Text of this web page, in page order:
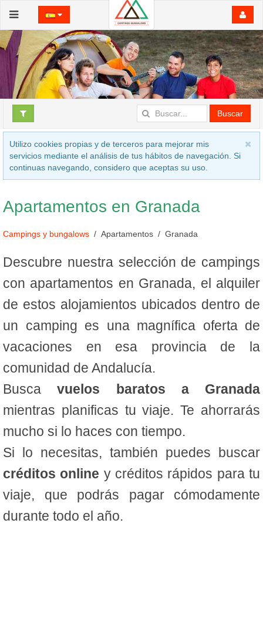
Buscar
Utilizo cookies propias y de terceros para mejorar mis
servicios mediante el análisis de tus hábitos de navegación. Si
continuas navegando, considero que aceptas su uso.
Apartamentos en Granada
Campings y bungalows Apartamentos Granada
Descubre nuestra selección de campings
con apartamentos en Granada, el alquiler
de estos alojamientos ubicados dentro de
un camping es una magnífica oferta de
vacaciones en esa provincia de la
comunidad de Andalucía.
Buscavuelos baratos a Granada
mientras planificas tu viaje. Te ahorrarás
mucho si lo haces con tiempo.
Si lo necesitas, también puedes buscar
créditos online y créditos rápidos para tu
viaje, que podrás pagar cómodamente
durante todo el año.